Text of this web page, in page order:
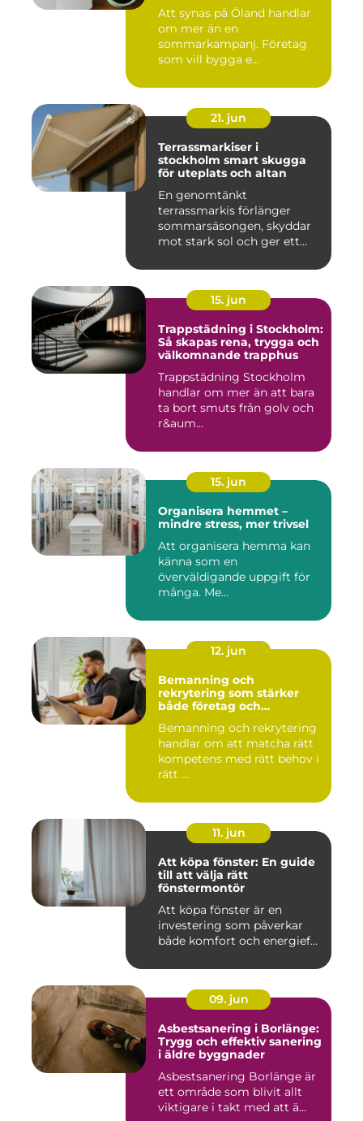
Att synas på Öland handlar
om mer än en
sommarkampanj. Företag
som vill bygga e...
21. jun
Terrassmarkiser i
stockholm smart skugga
för uteplats och altan
En genomtänkt
terrassmarkis förlänger
sommarsäsongen, skyddar
mot stark sol och ger ett
15. jun
Trappstädning i Stockholm:
Så skapas rena, trygga och
välkomnande trapphus
Trappstädning Stockholm
handlar om mer än att bara
ta bort smuts från golv och
r&aum...
15. jun
Organisera hemmet –
mindre stress, mer trivsel
Att organisera hemma kan
känna som en
överväldigande uppgift för
många. Me...
12. jun
Bemanning och
rekrytering som stärker
både företag och
Bemanning och rekrytering
handlar om att matcha rätt
kompetens med rätt behov i
rätt ...
11. jun
Att köpa fönster: En guide
till att välja rätt
fönstermontör
Att köpa fönster är en
investering som påverkar
både komfort och energief...
09. jun
Asbestsanering i Borlänge:
Trygg och effektiv sanering
i äldre byggnader
Asbestsanering Borlänge är
ett område som blivit allt
viktigare i takt med att ä...